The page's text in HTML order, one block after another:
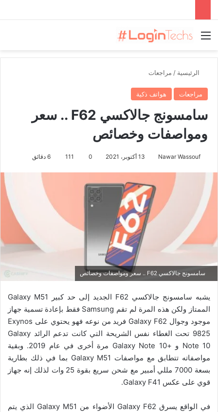
القائمة
الرئيسية / مراجعات
مراجعات هواتف ذكية
سامسونج جالاكسي F62 .. سعر
ومواصفات وخصائص
Nawar Wassouf 13 أكتوبر، 2021 0
111
سامسونج جالاكسي F62 .. سعر ومواصفات وخصائص
يشبه سامسونج جالاكسي F62 الجديد إلى حد كبير Galaxy M51
الممتاز ولكن هذه المرة لم تقم Samsung فقط بإعادة تسمية جهاز
موجود وجوال Galaxy F62 فريد من نوعه فهو يحتوي على Exynos
9825 تحت الغطاء نفس الشريحة التي كانت تدعم الرائد Galaxy
Note 10 و +Galaxy Note 10 مرة أخرى في عام 2019. وبقية
مواصفاته تتطابق مع مواصفات Galaxy M51 بما في ذلك بطارية
بسعة 7000 مللي أمبير مع شحن سريع بقوة 25 وات لذلك إنه جهاز
قوي على عكس Galaxy F41.
في الواقع يسرق Galaxy F62 الأضواء من Galaxy M51 الذي يتم